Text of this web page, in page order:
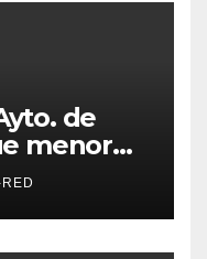
de
menor
por
en una